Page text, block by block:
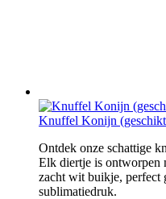
Knuffel Konijn
Ontdek onze schattige
Elk diertje is ontworpen
zacht wit buikje, perfect
sublimatiedruk.